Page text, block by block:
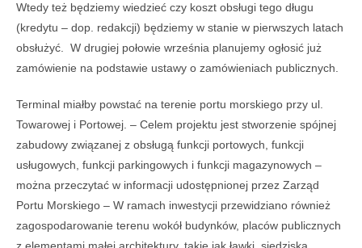
Wtedy też będziemy wiedzieć czy koszt obsługi tego długu
(kredytu – dop. redakcji) będziemy w stanie w pierwszych latach
obsłużyć. W drugiej połowie września planujemy ogłosić już
zamówienie na podstawie ustawy o zamówieniach publicznych.
Terminal miałby powstać na terenie portu morskiego przy ul.
Towarowej i Portowej. – Celem projektu jest stworzenie spójnej
zabudowy związanej z obsługą funkcji portowych, funkcji
usługowych, funkcji parkingowych i funkcji magazynowych –
można przeczytać w informacji udostępnionej przez Zarząd
Portu Morskiego – W ramach inwestycji przewidziano również
zagospodarowanie terenu wokół budynków, placów publicznych
z elementami małej architektury, takie jak ławki, siedziska,